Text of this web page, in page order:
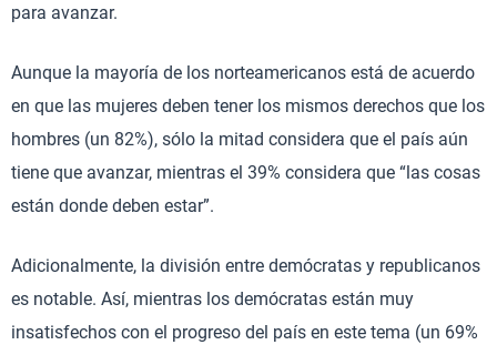
para avanzar.
Aunque la mayoría de los norteamericanos está de acuerdo
en que las mujeres deben tener los mismos derechos que los
hombres (un 82%), sólo la mitad considera que el país aún
tiene que avanzar, mientras el 39% considera que “las cosas
están donde deben estar”.
Adicionalmente, la división entre demócratas y republicanos
es notable. Así, mientras los demócratas están muy
insatisfechos con el progreso del país en este tema (un 69%